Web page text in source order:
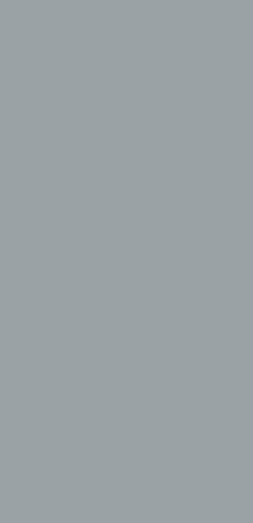
oder andere Stelle,
mit anderen über die
Verarbeitung von
entscheidet. Sind die
durch das
der Mitgliedstaaten
Verantwortliche
bestimmten Kriterien
Unionsrecht oder
vorgesehen
natürliche oder
Einrichtung oder
Daten im
verarbeitet.